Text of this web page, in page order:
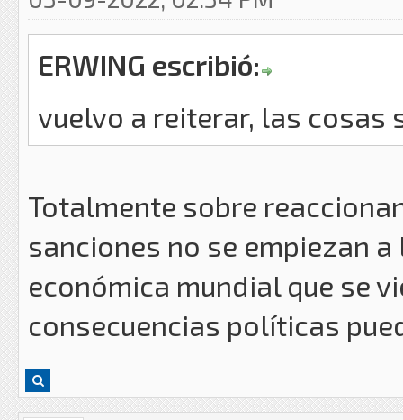
ERWING escribió:
vuelvo a reiterar, las cosas
Totalmente sobre
sanciones no se empiezan
económica mundial que se
consecuencias políticas